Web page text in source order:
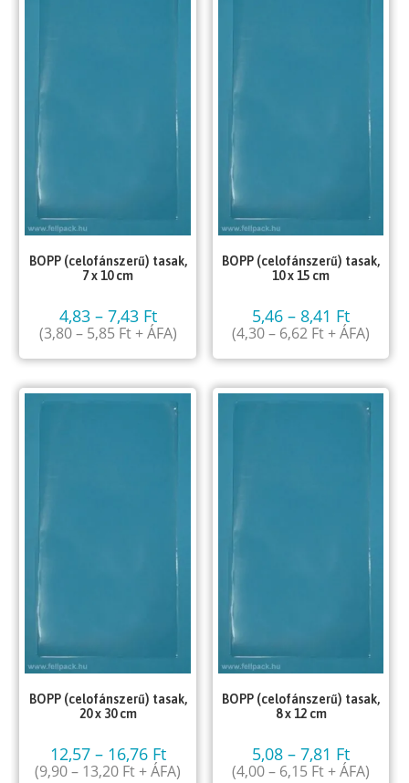
BOPP (celofánszerű) tasak,
7 x 10 cm
4,83 – 7,43 Ft
(3,80– 5,85 Ft+ ÁFA)
BOPP (celofánszerű) tasak,
10 x 15 cm
5,46– 8,41 Ft
(4,30– 6,62 Ft+ ÁFA)
BOPP (celofánszerű) tasak,
20 x 30 cm
12,57 – 16,76 Ft
(9,90– 13,20 Ft+ ÁFA)
BOPP (celofánszerű) tasak,
8 x 12 cm
5,08–7,81 Ft
(4,00– 6,15 Ft+ ÁFA)